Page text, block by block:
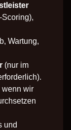
Wartung,
(nur im
wenn wir
und